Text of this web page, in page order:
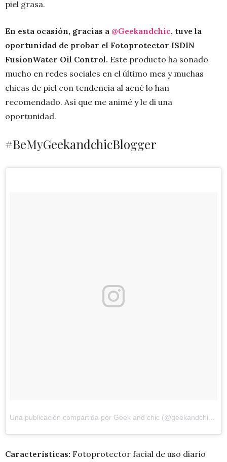
piel grasa.
En esta ocasión, gracias a @Geekandchic, tuve la
oportunidad de probar el Fotoprotector ISDIN
FusionWater Oil Control. Este producto ha sonado
mucho en redes sociales en el último mes y muchas
chicas de piel con tendencia al acné lo han
recomendado. Así que me animé y le di una
oportunidad.
#BeMyGeekandchicBlogger
Características: Fotoprotector facial de uso diario